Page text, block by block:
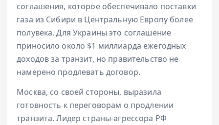
соглашения, которое обеспечивало поставки
газа из Сибири в Центральную Европу более
полувека. Для Украины это соглашение
приносило около $1 миллиарда ежегодных
доходов за транзит, но правительство не
намерено продлевать договор.
Москва, со своей стороны, выразила
готовность к переговорам о продлении
транзита. Лидер страны-агрессора РФ